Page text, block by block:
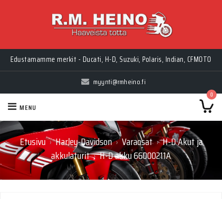
Edustamamme merkit - Ducati, H-D, Suzuki, Polaris, Indian, CFMOTO
myynti@rmheino.fi
0
MENU
Etusivu › Harley-Davidson › Varaosat › H-D Akut ja
akkulaturit › H-D akku 66000211A